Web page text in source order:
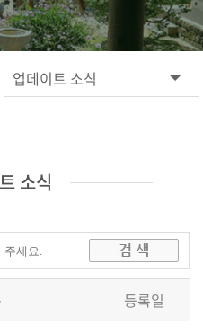
업데이트 소식
소식
등록일